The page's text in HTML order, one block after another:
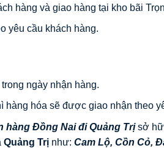
hàng và giao hàng tại kho bãi
yêu cầu khách hàng.
ngày nhận hàng.
hàng hóa sẽ được giao nhận theo
hàng Đồng Nai điQuảng Trịsở
Quảng Trịnhư: Cam Lộ, Cồn Cỏ,